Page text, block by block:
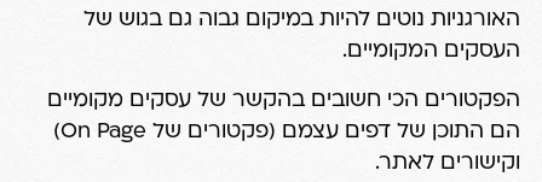
האורגניות נוטים להיות במיקום גבוה גם בגוש של
העסקים המקומיים.
הפקטורים הכי חשובים בהקשר של עסקים מקומיים
הם התוכן של דפים עצמם (פקטורים של On Page)
וקישורים לאתר.